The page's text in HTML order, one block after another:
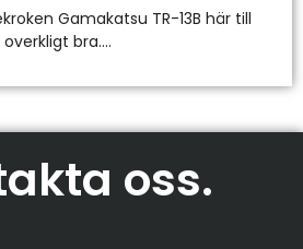
Gamakatsu TR-13B här till
overkligt bra....
oss.